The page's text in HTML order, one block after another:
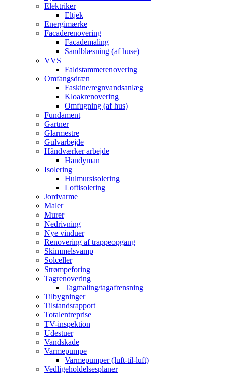
Elektriker
Eltjek
Energimærke
Facaderenovering
Facademaling
Sandblæsning (af huse)
VVS
Faldstammerenovering
Omfangsdræn
Faskine/regnvandsanlæg
Kloakrenovering
Omfugning (af hus)
Fundament
Gartner
Glarmestre
Gulvarbejde
Håndværker arbejde
Handyman
Isolering
Hulmursisolering
Loftisolering
Jordvarme
Maler
Murer
Nedrivning
Nye vinduer
Renovering af trappeopgang
Skimmelsvamp
Solceller
Strømpeforing
Tagrenovering
Tagmaling/tagafrensning
Tilbygninger
Tilstandsrapport
Totalentreprise
TV-inspektion
Udestuer
Vandskade
Varmepumpe
Varmepumper (luft-til-luft)
Vedligeholdelsesplaner